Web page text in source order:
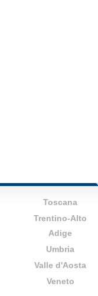
Toscana
Trentino-Alto
Adige
Umbria
Valle d'Aosta
Veneto